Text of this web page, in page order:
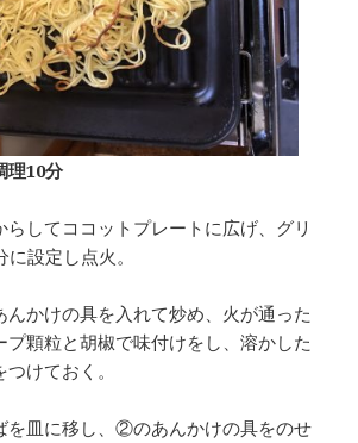
理10分
してココットプレートに広げ、グリ
設定し点火。
かけの具を入れて炒め、火が通った
プ顆粒と胡椒で味付けをし、溶かした
けておく。
皿に移し、②のあんかけの具をのせ